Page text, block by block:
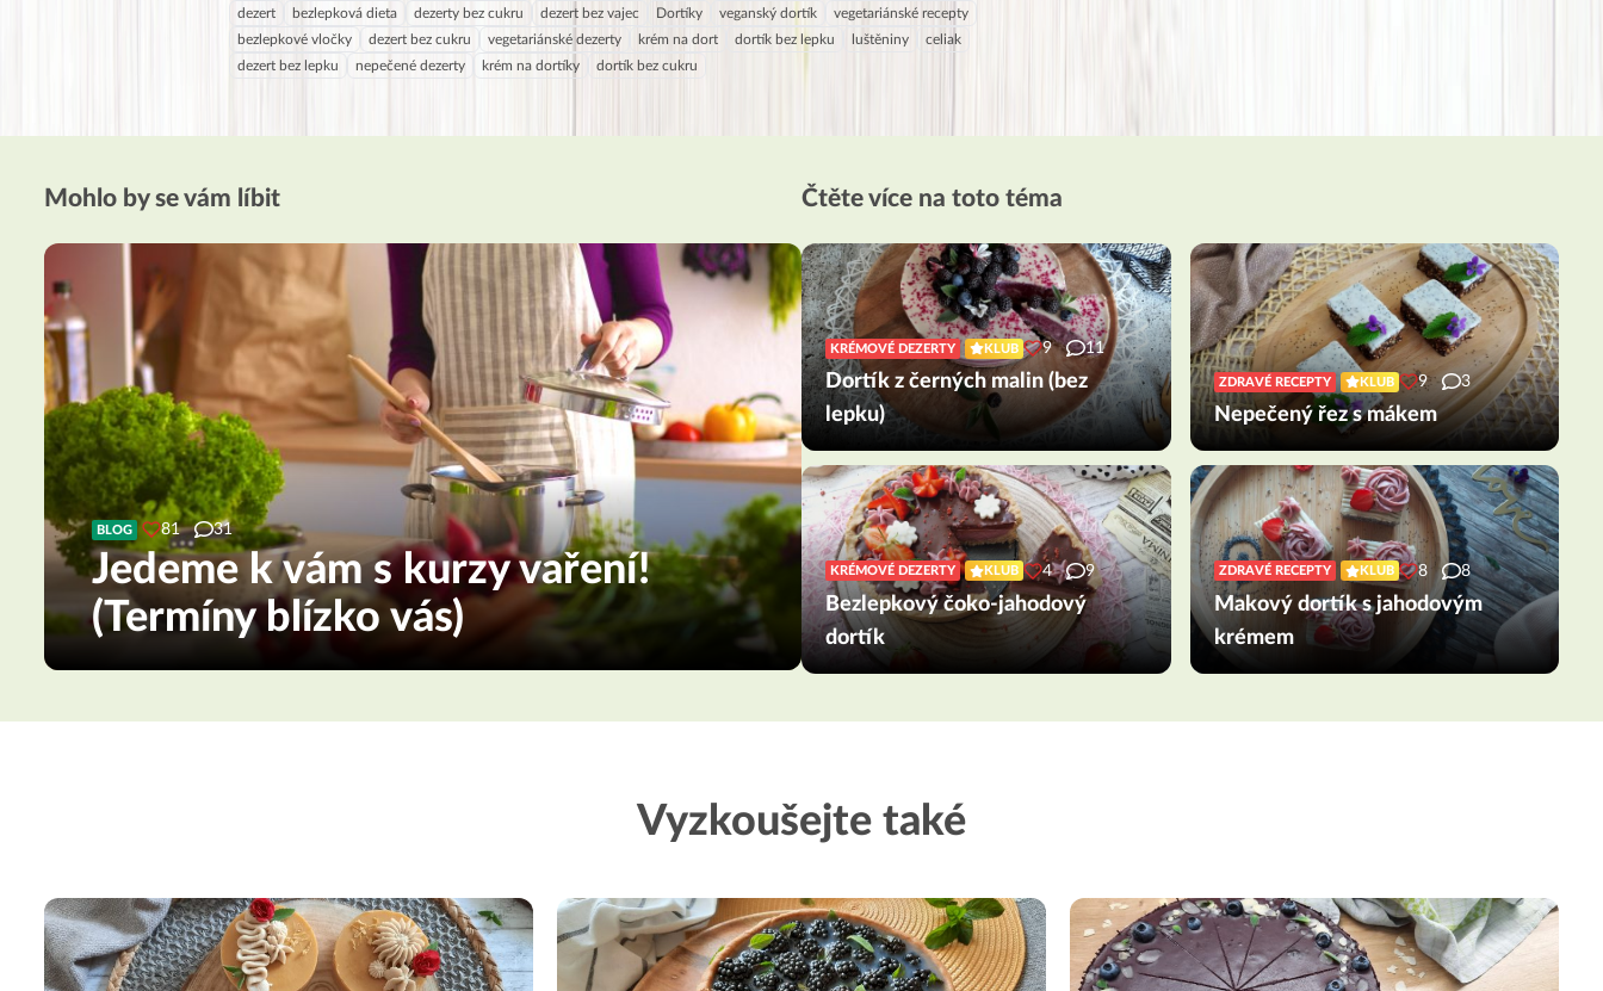
dezert
bezlepková dieta dezerty bez cukru dezert bez vajec Dortíky veganský dortík
vegetariánské recepty
bezlepkové vločky
dezert bez cukru vegetariánské dezerty krém na dort dortík bez lepku luštěniny
celiak
dezert bez lepku
nepečené dezerty krém na dortíky dortík bez cukru
Mohlo by se vám líbit
BLOG 81 31
Jedeme k vám s kurzy vaření!
(Termíny blízko vás)
Čtěte více na toto téma
KRÉMOVÉ DEZERTY KLUB 9 11
Dortík z černých malin (bez
lepku)
ZDRAVÉ RECEPTY KLUB 9 3
Nepečený řez s mákem
KRÉMOVÉ DEZERTY KLUB 4 9
Bezlepkový čoko-jahodový
dortík
ZDRAVÉ RECEPTY KLUB 8 8
Makový dortík s jahodovým
krémem
Vyzkoušejte také